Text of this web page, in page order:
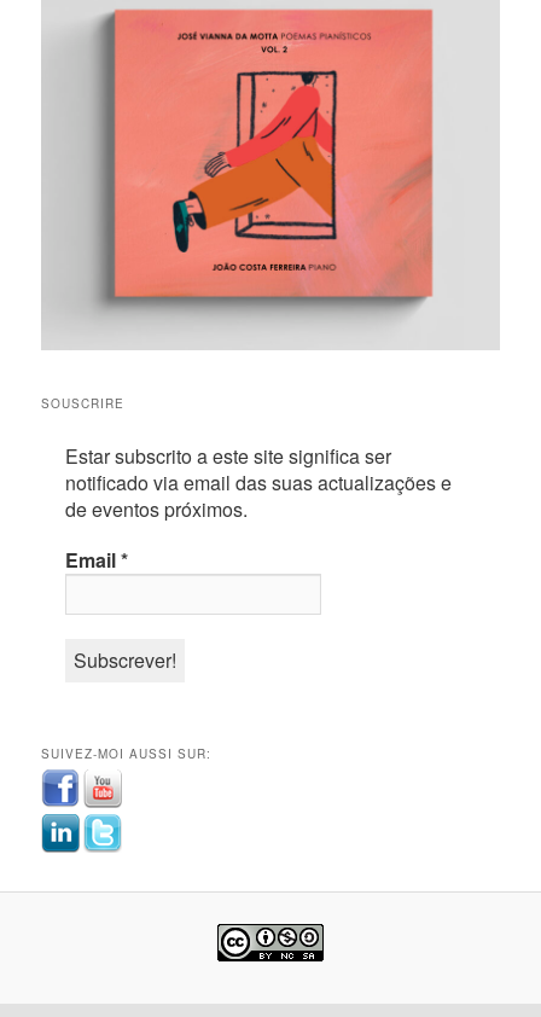
SOUSCRIRE
Estar subscrito a este site significa ser
notificado via email das suas actualizações e
de eventos próximos.
Email*
SUIVEZ-MOI AUSSI SUR: